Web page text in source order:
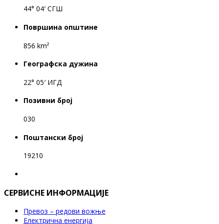
44° 04′ СГШ
Површина општине
856 km²
Географска дужина
22° 05′ ИГД
Позивни број
030
Поштански број
19210
СЕРВИСНЕ ИНФОРМАЦИЈЕ
Превоз – редови вожње
Електрична енергија